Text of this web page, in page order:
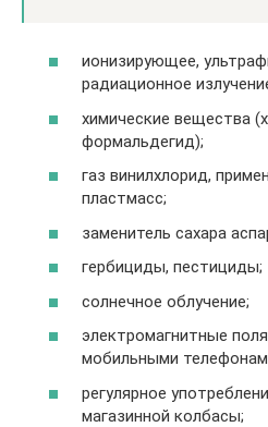
ионизирующее,
радиационное
химические вещества
формальдегид);
газ винилхлорид,
пластмасс;
заменитель сахара
гербициды, пестициды;
солнечное облучение;
электромагнитные
мобильными
регулярное
магазинной колбасы;